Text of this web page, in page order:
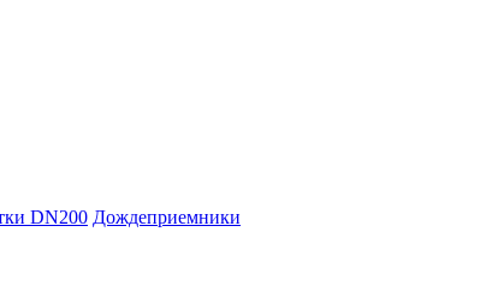
DN200 Дождеприемники